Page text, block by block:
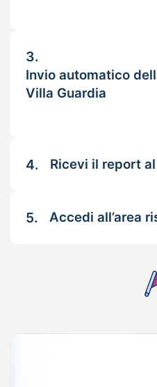
3.
Invio automatico
Villa Guardia
4. Ricevi il report
5. Accedi all’area